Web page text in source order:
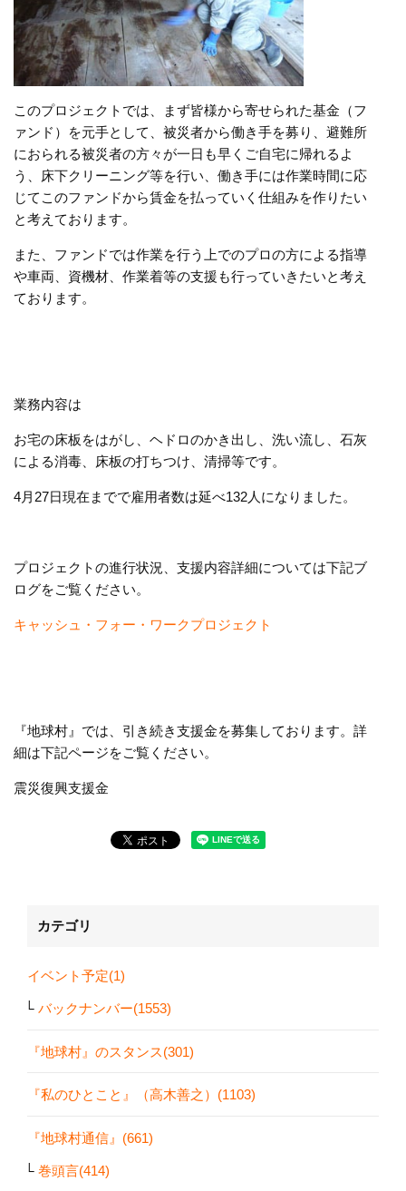
このプロジェクトでは、まず皆様から寄せられた基金（フ
ァンド）を元手として、被災者から働き手を募り、避難所
におられる被災者の方々が一日も早くご自宅に帰れるよ
う、床下クリーニング等を行い、働き手には作業時間に応
じてこのファンドから賃金を払っていく仕組みを作りたい
と考えております。
また、ファンドでは作業を行う上でのプロの方による指導
や車両、資機材、作業着等の支援も行っていきたいと考え
ております。
業務内容は
お宅の床板をはがし、ヘドロのかき出し、洗い流し、石灰
による消毒、床板の打ちつけ、清掃等です。
4月27日現在までで雇用者数は延べ132人になりました。
プロジェクトの進行状況、支援内容詳細については下記ブ
ログをご覧ください。
キャッシュ・フォー・ワークプロジェクト
『地球村』では、引き続き支援金を募集しております。詳
細は下記ページをご覧ください。
震災復興支援金
カテゴリ
イベント予定(1)
バックナンバー(1553)
『地球村』のスタンス(301)
『私のひとこと』（高木善之）(1103)
『地球村通信』(661)
巻頭言(414)